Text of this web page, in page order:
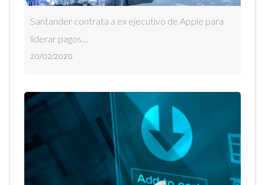
Santander contrata a ex ejecutivo de Apple para
liderar pagos…
20/02/2020